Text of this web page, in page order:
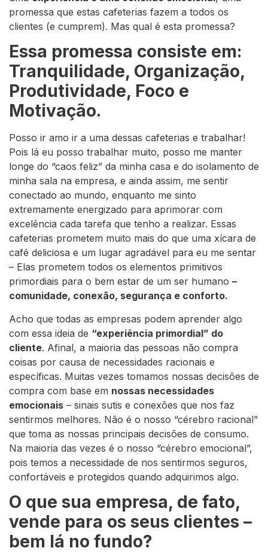
promessa que estas cafeterias fazem a todos os
clientes (e cumprem). Mas qual é esta promessa?
Essa promessa consiste em:
Tranquilidade, Organização,
Produtividade, Foco e
Motivação.
Posso ir amo ir a uma dessas cafeterias e trabalhar!
Pois lá eu posso trabalhar muito, posso me manter
longe do “caos feliz” da minha casa e do isolamento de
minha sala na empresa, e ainda assim, me sentir
conectado ao mundo, enquanto me sinto
extremamente energizado para aprimorar com
excelência cada tarefa que tenho a realizar. Essas
cafeterias prometem muito mais do que uma xícara de
café deliciosa e um lugar agradável para eu me sentar
– Elas prometem todos os elementos primitivos
primordiais para o bem estar de um ser humano –
comunidade, conexão, segurança e conforto.
Acho que todas as empresas podem aprender algo
com essa ideia de “experiência primordial” do
cliente. Afinal, a maioria das pessoas não compra
coisas por causa de necessidades racionais e
específicas. Muitas vezes tomamos nossas decisões de
compra com base em nossas necessidades
emocionais – sinais sutis e conexões que nos faz
sentirmos melhores. Não é o nosso “cérebro racional”
que toma as nossas principais decisões de consumo.
Na maioria das vezes é o nosso “cérebro emocional”,
pois temos a necessidade de nos sentirmos seguros,
confortáveis e protegidos quando adquirimos algo.
O que sua empresa, de fato,
vende para os seus clientes –
bem lá no fundo?